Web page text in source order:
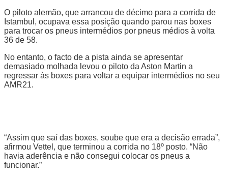
O piloto alemão, que arrancou de décimo para a corrida de
Istambul, ocupava essa posição quando parou nas boxes
para trocar os pneus intermédios por pneus médios à volta
36 de 58.
No entanto, o facto de a pista ainda se apresentar
demasiado molhada levou o piloto da Aston Martin a
regressar às boxes para voltar a equipar intermédios no seu
AMR21.
“Assim que saí das boxes, soube que era a decisão errada”,
afirmou Vettel, que terminou a corrida no 18º posto. “Não
havia aderência e não consegui colocar os pneus a
funcionar.”